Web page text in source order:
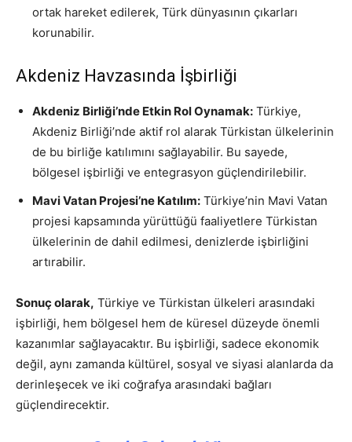
ortak hareket edilerek, Türk dünyasının çıkarları
korunabilir.
Akdeniz Havzasında İşbirliği
Akdeniz Birliği’nde Etkin Rol Oynamak: Türkiye,
Akdeniz Birliği’nde aktif rol alarak Türkistan ülkelerinin
de bu birliğe katılımını sağlayabilir. Bu sayede,
bölgesel işbirliği ve entegrasyon güçlendirilebilir.
Mavi Vatan Projesi’ne Katılım: Türkiye’nin Mavi Vatan
projesi kapsamında yürüttüğü faaliyetlere Türkistan
ülkelerinin de dahil edilmesi, denizlerde işbirliğini
artırabilir.
Sonuç olarak, Türkiye ve Türkistan ülkeleri arasındaki
işbirliği, hem bölgesel hem de küresel düzeyde önemli
kazanımlar sağlayacaktır. Bu işbirliği, sadece ekonomik
değil, aynı zamanda kültürel, sosyal ve siyasi alanlarda da
derinleşecek ve iki coğrafya arasındaki bağları
güçlendirecektir.